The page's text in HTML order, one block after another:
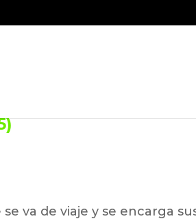
va de viaje y se encarga